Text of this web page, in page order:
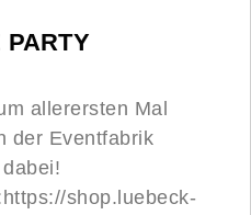
allerersten Mal
der Eventfabrik
shop.luebeck-